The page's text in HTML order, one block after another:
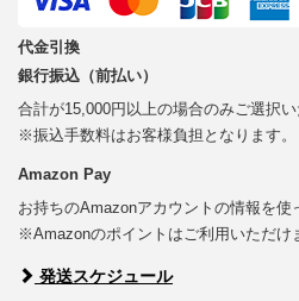
代金引換
銀行振込（前払い）
合計が15,000円以上の場合のみご選択い
※振込手数料はお客様負担となります。
Amazon Pay
お持ちのAmazonアカウントの情報を使
※Amazonのポイントはご利用いただけ
発送スケジュール